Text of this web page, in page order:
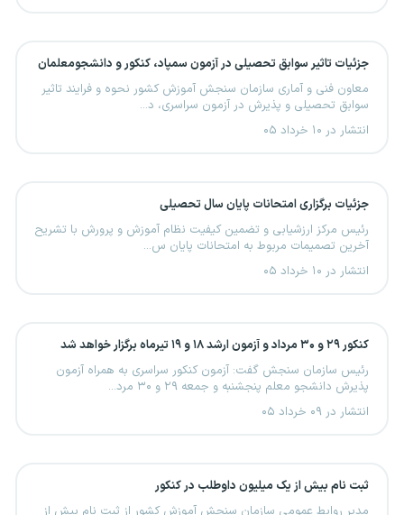
جزئیات تاثیر سوابق تحصیلی در آزمون سمپاد، کنکور و دانشجومعلمان
معاون فنی و آماری سازمان سنجش آموزش کشور نحوه و فرایند تاثیر
سوابق تحصیلی و پذیرش در آزمون سراسری، د...
انتشار در ۱۰ خرداد ۰۵
جزئیات برگزاری امتحانات پایان سال تحصیلی
رئیس مرکز ارزشیابی و تضمین کیفیت نظام آموزش و پرورش با تشریح
آخرین تصمیمات مربوط به امتحانات پایان س...
انتشار در ۱۰ خرداد ۰۵
کنکور ۲۹ و ۳۰ مرداد و آزمون ارشد ۱۸ و ۱۹ تیرماه برگزار خواهد شد
رئیس سازمان سنجش گفت: آزمون کنکور سراسری به همراه آزمون
پذیرش دانشجو معلم پنجشنبه و جمعه ۲۹ و ۳۰ مرد...
انتشار در ۰۹ خرداد ۰۵
ثبت نام بیش از یک میلیون داوطلب در کنکور
مدیر روابط عمومی سازمان سنجش آموزش کشور از ثبت نام بیش از